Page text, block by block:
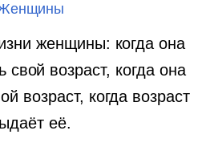
женщины: когда она
свой возраст, когда она
возраст, когда возраст
её.